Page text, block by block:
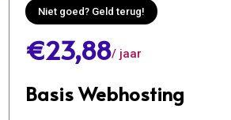
Niet goed? Geld terug!
€23,88/ jaar
Basis Webhosting